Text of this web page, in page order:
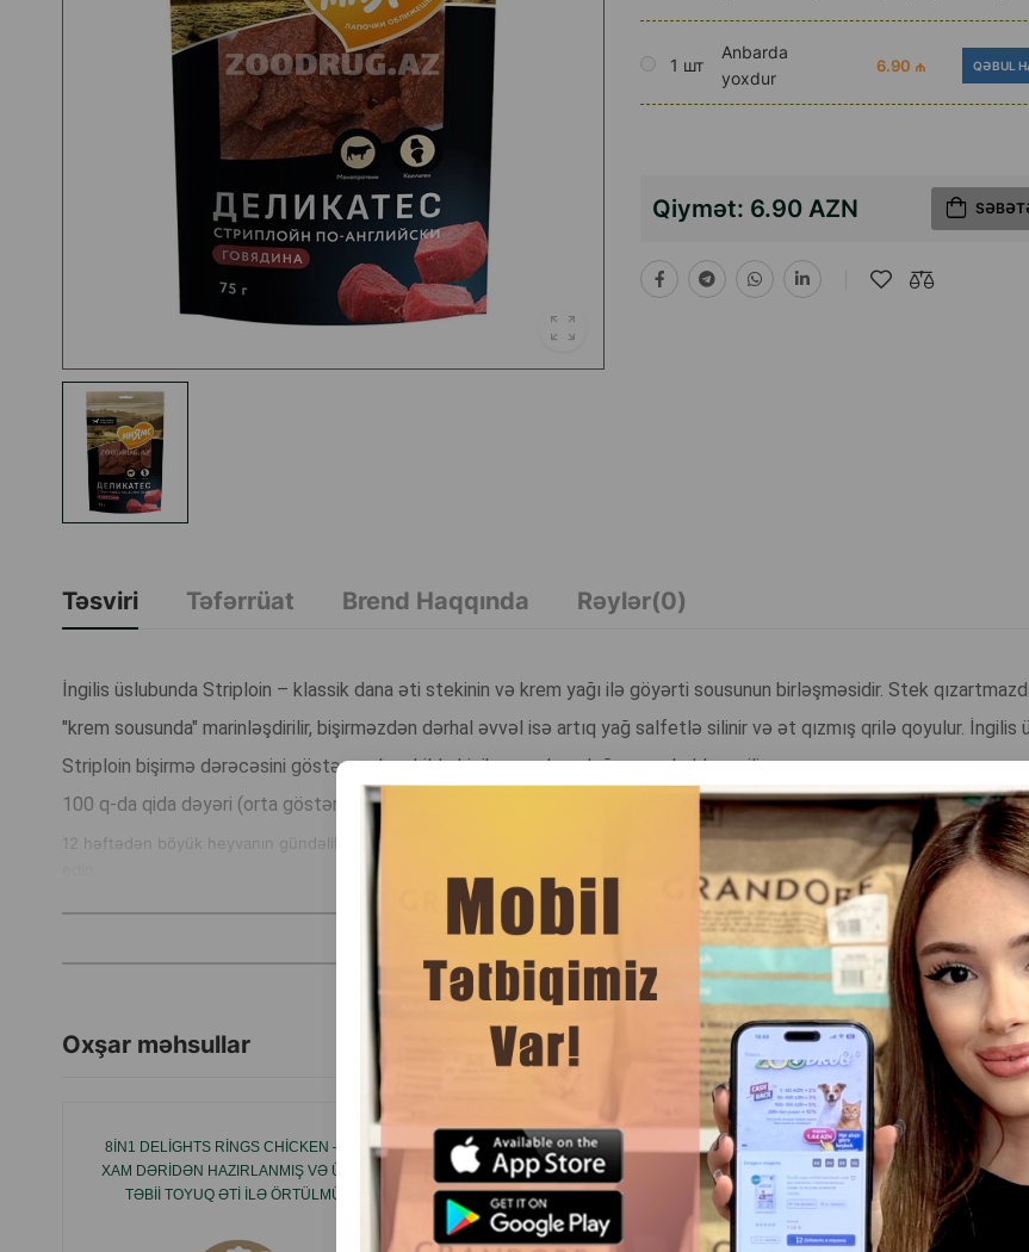
1 шт
Anbarda
yoxdur
6.90 ₼ QƏBUL
Qiymət: 6.90 AZN
Təsviri Təfərrüat Brend Haqqında Rəylər(0)
İngilis üslubunda Striploin – klassik dana əti stekinin və krem yağı ilə göyərti sousunun birləşməsidir. Stek
"krem sousunda" marinləşdirilir, bişirməzdən dərhal əvvəl isə artıq yağ salfetlə silinir və ət qızmış qrilə qoyulur. İngilis
Striploin bişirmə dərəcəsini göstərəcək şəkildə kiçik parçalara doğranmış halda verilir.
100 q-da qida dəyəri (orta göstəricilər): zülal 58 q, yağ 14 q, kül 4 q, nəmlik 15 q. Enerji dəyəri (kalorisi) 100 q-da: 394
12 həftədən böyük heyvanın gündəlik rasionunun 10% -i nisbətində tövsiyə olunan istehlak normasıdır. Heyvanınızın təzə içməli
DAHA ÇOX OXU
Oxşar məhsullar
8IN1 DELIGHTS RINGS CHICKEN — SIX
XAM DƏRIDƏN HAZIRLANMIŞ VƏ ÜZƏRI
TƏBII TOYUQ ƏTI ILƏ ÖRTÜLMÜŞ
CARNILOVE DOG CRUNCHY OSTRICH
WITH BLACKBERRIES DADLI
DƏVƏQUŞULU TƏAM, BÜTÜN CINS ITLƏR
ÜÇÜN 200 Q #7274.
TRIXIE SNACK
ƏTINDƏN — ITLƏR
ÇƏNƏLƏRI
ZÜLALLI LƏZZƏT